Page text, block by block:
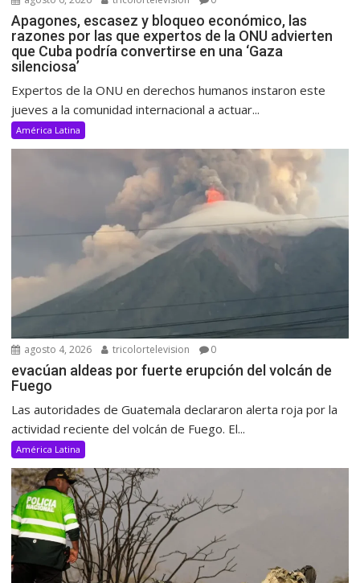
Apagones, escasez y bloqueo económico, las
razones por las que expertos de la ONU advierten
que Cuba podría convertirse en una ‘Gaza
silenciosa’
Expertos de la ONU en derechos humanos instaron este
jueves a la comunidad internacional a actuar...
América Latina
agosto 4, 2026 tricolortelevision 0
evacúan aldeas por fuerte erupción del volcán de
Fuego
Las autoridades de Guatemala declararon alerta roja por la
actividad reciente del volcán de Fuego. El...
América Latina